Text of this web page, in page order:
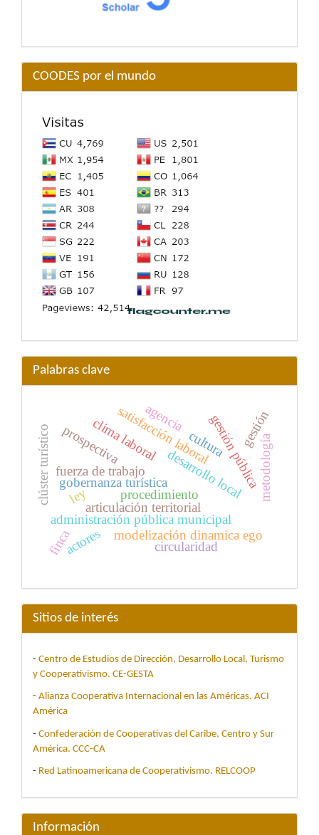
COODES por el mundo
Palabras clave
administración pública municipal
desarrollo local
fuerza de trabajo gestión pública
articulación territorial
clúster turístico gobernanza turística
satisfacción laboral
procedimiento
gestión
clima laboral metodología
prospectiva
modelización dinamica ego
actores
cultura
agencia
circularidad
ley
finca
Sitios de interés
- Centro de Estudios de Dirección, Desarrollo Local, Turismo
y Cooperativismo. CE-GESTA
- Alianza Cooperativa Internacional en las Américas. ACI
América
- Confederación de Cooperativas del Caribe, Centro y Sur
América. CCC-CA
- Red Latinoamericana de Cooperativismo. RELCOOP
Información